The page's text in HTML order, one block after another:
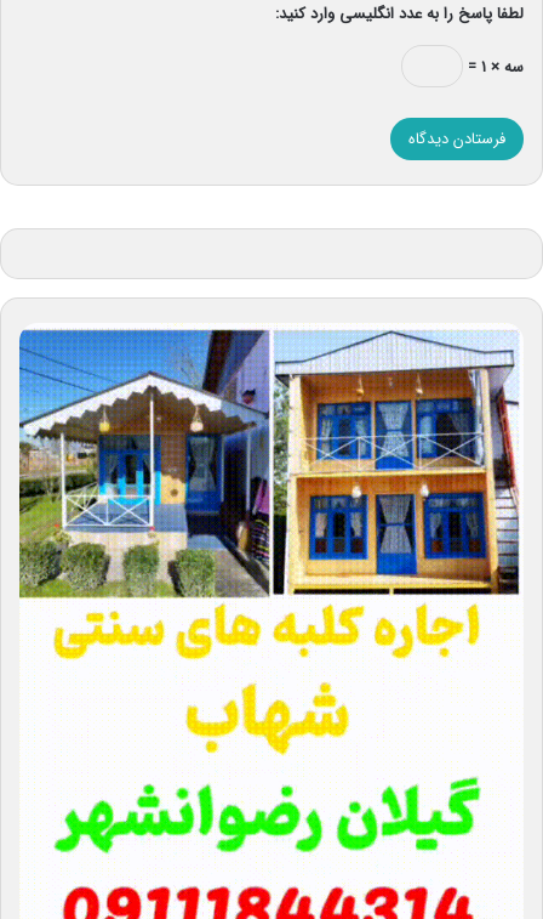
لطفا پاسخ را به عدد انگلیسی وارد کنید:
سه × ۱ =